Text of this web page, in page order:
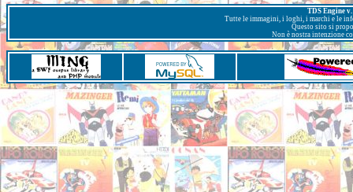
TDS Engine
Tutte le immagini, i loghi, i marchi e le
Questo sito si
Non è nostra intenzione